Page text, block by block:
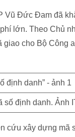
Vũ Đức Đam đã
lớn. Theo Chủ
cho Bộ Công
số định danh. Ảnh
cứu xây dựng mã